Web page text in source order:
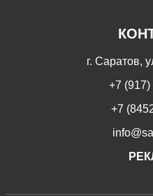
г. Саратов,
+7 (917)
+7